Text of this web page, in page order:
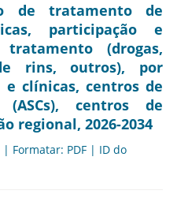
de tratamento de
participação e
(drogas,
rins, outros), por
clínicas, centros de
centros de
regional, 2026-2034
| Formatar: PDF | ID do